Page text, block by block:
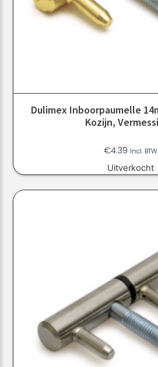
Dulimex Inboorpaumelle
Kozijn,
€4.39 Incl. BTW
Uitverkocht